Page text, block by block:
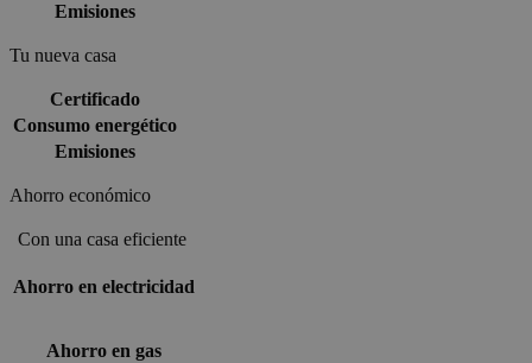
Emisiones
Tu nueva casa
Certificado
Consumo energético
Emisiones
Ahorro económico
Con una casa eficiente
Ahorro en electricidad
Ahorro en gas